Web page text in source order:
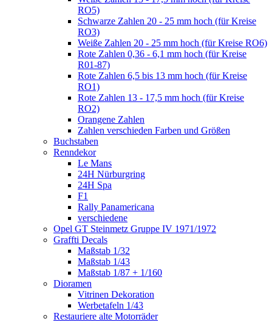
RO5)
Schwarze Zahlen 20 - 25 mm hoch (für Kreise
RO3)
Weiße Zahlen 20 - 25 mm hoch (für Kreise RO6)
Rote Zahlen 0,36 - 6,1 mm hoch (für Kreise
R01-87)
Rote Zahlen 6,5 bis 13 mm hoch (für Kreise
RO1)
Rote Zahlen 13 - 17,5 mm hoch (für Kreise
RO2)
Orangene Zahlen
Zahlen verschieden Farben und Größen
Buchstaben
Renndekor
Le Mans
24H Nürburgring
24H Spa
F1
Rally Panamericana
verschiedene
Opel GT Steinmetz Gruppe IV 1971/1972
Graffti Decals
Maßstab 1/32
Maßstab 1/43
Maßstab 1/87 + 1/160
Dioramen
Vitrinen Dekoration
Werbetafeln 1/43
Restauriere alte Motorräder